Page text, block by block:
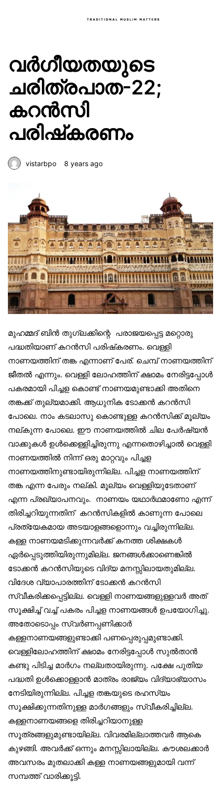
വര്‍ഗീയതയുടെ
ചരിത്രപാത-22;
കറന്‍സി
പരിഷ്‌കരണം
vistarbpo 8 years ago
മുഹമ്മദ് ബിന്‍ തുഗ്ലക്കിന്റെ പരാജയപ്പെട്ട മറ്റൊരു
പദ്ധതിയാണ് കറന്‍സി പരിഷ്‌കരണം. വെള്ളി
നാണയത്തിന് തങ്ക എന്നാണ് പേര്. ചെമ്പ് നാണയത്തിന്
ജീതല്‍ എന്നും. വെള്ളി ലോഹത്തിന് ക്ഷാമം നേരിട്ടപ്പോള്‍
പകരമായി പിച്ചള കൊണ്ട് നാണയമുണ്ടാക്കി അതിനെ
തങ്കക്ക് തുല്യമാക്കി. ആധുനിക ടോക്കന്‍ കറന്‍സി
പോലെ. നാം കടലാസു കൊണ്ടുള്ള കറന്‍സിക്ക് മൂല്യം
നല്കുന്ന പോലെ. ഈ നാണയത്തില്‍ ചില പേര്‍ഷ്യന്‍
വാക്കുകള്‍ ഉള്‍ക്കെള്ളിച്ചിരുന്നു എന്നതൊഴിച്ചാല്‍ വെള്ളി
നാണയത്തില്‍ നിന്ന് ഒരു മാറ്റവും പിച്ചള
നാണയത്തിനുണ്ടായിരുന്നില്ല. പിച്ചള നാണയത്തിന്
തങ്ക എന്ന പേരും നല്കി. മൂല്യം വെള്ളിയുടേതാണ്
എന്ന പ്രഖ്യാപനവും. നാണയം യഥാര്‍ഥമാണോ എന്ന്
തിരിച്ചറിയുന്നതിന് കറന്‍സികളില്‍ കാണുന്ന പോലെ
പ്രത്യേകമായ അടയാളങ്ങളൊന്നും വച്ചിരുന്നില്ല.
കള്ള നാണയമടിക്കുന്നവര്‍ക്ക് കനത്ത ശിക്ഷകള്‍
ഏര്‍പ്പെടുത്തിയിരുന്നുമില്ല. ജനങ്ങള്‍ക്കാണെങ്കില്‍
ടോക്കന്‍ കറന്‍സിയുടെ വിദ്യ മനസ്സിലായതുമില്ല.
വിദേശ വ്യാപാരത്തിന് ടോക്കന്‍ കറന്‍സി
സ്വീകരിക്കപ്പെട്ടില്ല. വെള്ളി നാണയങ്ങളുള്ളവര്‍ അത്
സൂക്ഷിച്ച് വച്ച് പകരം പിച്ചള നാണയങ്ങള്‍ ഉപയോഗിച്ചു.
അതോടൊപ്പം സ്വര്‍ണപ്പണിക്കാര്‍
കള്ളനാണയങ്ങളുണ്ടാക്കി പണപ്പെരുപ്പമുണ്ടാക്കി.
വെള്ളിലോഹത്തിന് ക്ഷാമം നേരിട്ടപ്പോള്‍ സുല്‍താന്‍
കണ്ടു പിടിച്ച മാര്‍ഗം നല്ലതായിരുന്നു. പക്ഷേ പുതിയ
പദ്ധതി ഉള്‍ക്കൊള്ളാന്‍ മാത്രം രാജ്യം വിദ്യാഭ്യാസം
നേടിയിരുന്നില്ല. പിച്ചള തങ്കയുടെ രഹസ്യം
സൂക്ഷിക്കുന്നതിനുള്ള മാര്‍ഗങ്ങളും സ്വീകരിച്ചില്ല.
കള്ളനാണയങ്ങളെ തിരിച്ചറിയാനുള്ള
സൂത്രങ്ങളുമുണ്ടായില്ല. വിവരമില്ലാത്തവര്‍ ആകെ
കുഴങ്ങി. അവര്‍ക്ക് ഒന്നും മനസ്സിലായില്ല. കൗശലക്കാര്‍
അവസരം മുതലാക്കി കള്ള നാണയങ്ങളുമായി വന്ന്
സമ്പത്ത് വാരിക്കൂട്ടി.